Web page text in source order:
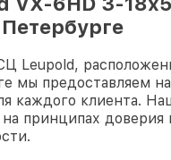
Leupold,
мы предоставляем
каждого клиента.
принципах доверия